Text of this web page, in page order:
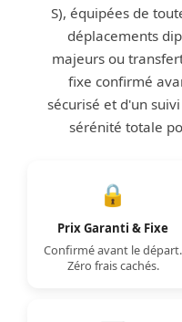
S), équipées de
déplacements
majeurs ou
fixe confirmé
sécurisé et d'un
sérénité totale
🔒
Prix Garanti & Fixe
Confirmé avant le départ.
Zéro frais cachés.